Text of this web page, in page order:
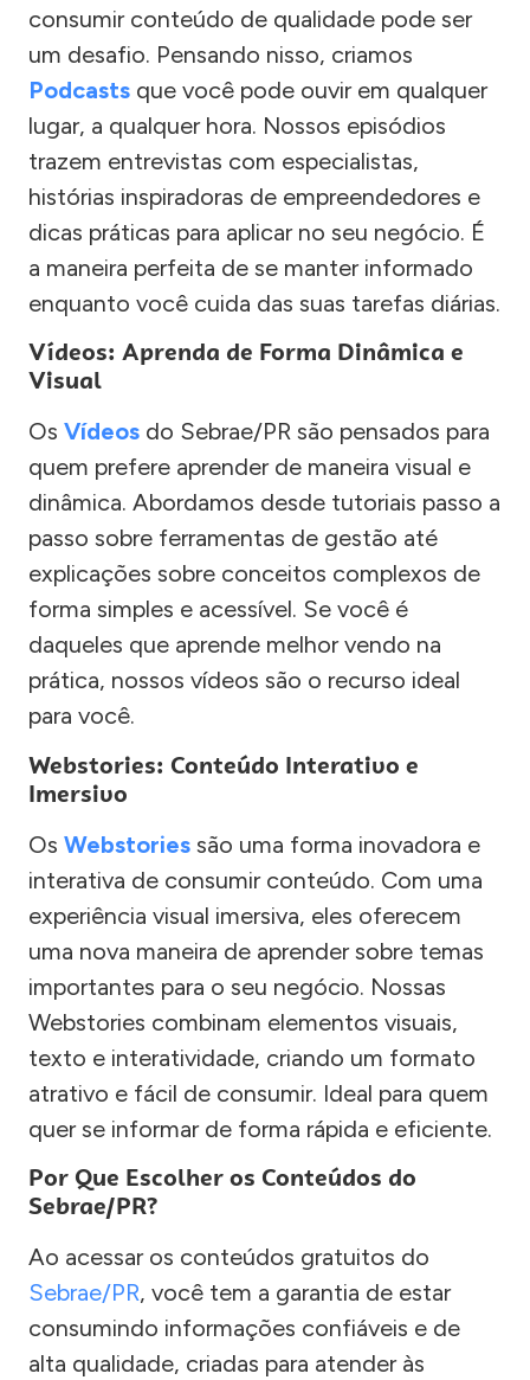
consumir conteúdo de qualidade pode ser
um desafio. Pensando nisso, criamos
Podcasts que você pode ouvir em qualquer
lugar, a qualquer hora. Nossos episódios
trazem entrevistas com especialistas,
histórias inspiradoras de empreendedores e
dicas práticas para aplicar no seu negócio. É
a maneira perfeita de se manter informado
enquanto você cuida das suas tarefas diárias.
Vídeos: Aprenda de Forma Dinâmica e
Visual
Os Vídeos do Sebrae/PR são pensados para
quem prefere aprender de maneira visual e
dinâmica. Abordamos desde tutoriais passo a
passo sobre ferramentas de gestão até
explicações sobre conceitos complexos de
forma simples e acessível. Se você é
daqueles que aprende melhor vendo na
prática, nossos vídeos são o recurso ideal
para você.
Webstories: Conteúdo Interativo e
Imersivo
Os Webstories são uma forma inovadora e
interativa de consumir conteúdo. Com uma
experiência visual imersiva, eles oferecem
uma nova maneira de aprender sobre temas
importantes para o seu negócio. Nossas
Webstories combinam elementos visuais,
texto e interatividade, criando um formato
atrativo e fácil de consumir. Ideal para quem
quer se informar de forma rápida e eficiente.
Por Que Escolher os Conteúdos do
Sebrae/PR?
Ao acessar os conteúdos gratuitos do
Sebrae/PR, você tem a garantia de estar
consumindo informações confiáveis e de
alta qualidade, criadas para atender às